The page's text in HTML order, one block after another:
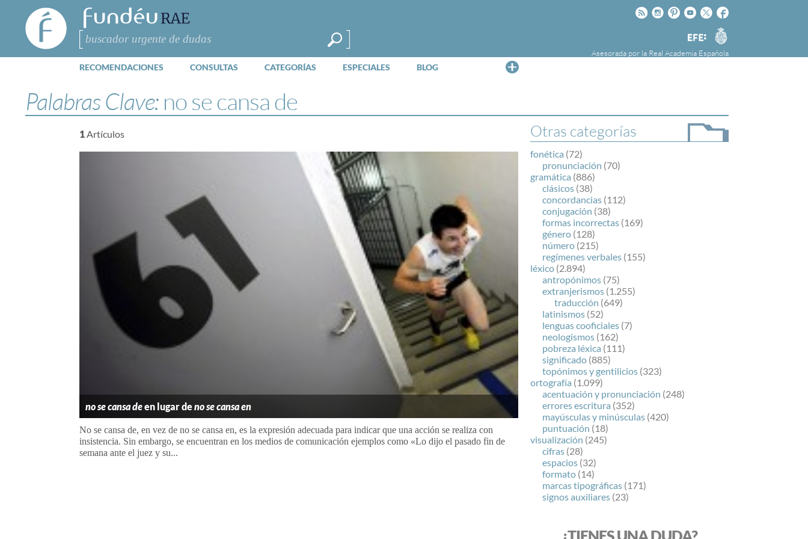
FundéuRAE
- Fundación
del Español
Urgente
Buscar
Facebook
Twitter
Youtube
Pinteres
Instagram
Rss
Agencia
EFE
Asesorada por la Real Academia Española
RECOMENDACIONES CONSULTAS CATEGORÍAS ESPECIALES BLOG
la Agencia Efe y la Real Academia Española,
cuyo objetivo es colaborar con el buen uso del
español en los medios de comunicación y en
Internet.
Palabras Clave: no se cansa de
Otras categorías
fonética (72)
pronunciación (70)
gramática (886)
clásicos (38)
concordancias (112)
conjugación (38)
formas incorrectas (169)
género (128)
número (215)
regímenes verbales (155)
léxico (2.894)
antropónimos (75)
extranjerismos (1.255)
traducción (649)
latinismos (52)
lenguas cooficiales (7)
neologismos (162)
pobreza léxica (111)
significado (885)
topónimos y gentilicios (323)
ortografía (1.099)
acentuación y pronunciación (248)
errores escritura (352)
mayúsculas y minúsculas (420)
puntuación (18)
visualización (245)
cifras (28)
espacios (32)
formato (14)
marcas tipográficas (171)
signos auxiliares (23)
1Artículos
no se cansa deen lugar deno se cansa en
No se cansa de, en vez de no se cansa en, es la expresión adecuada para indicar que una acción se realiza con
insistencia. Sin embargo, se encuentran en los medios de comunicación ejemplos como «Lo dijo el pasado fin de
semana ante el juez y su...
¿TIENES UNA DUDA?